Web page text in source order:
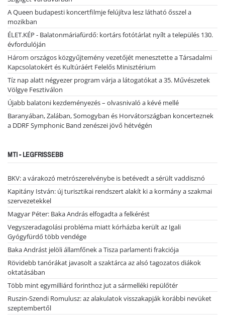
A Queen budapesti koncertfilmje felújítva lesz látható ősszel a
mozikban
ÉLET.KÉP - Balatonmáriafürdő: kortárs fotótárlat nyílt a település 130.
évfordulóján
Három országos közgyűjtemény vezetőjét menesztette a Társadalmi
Kapcsolatokért és Kultúráért Felelős Minisztérium
Tíz nap alatt négyezer program várja a látogatókat a 35. Művészetek
Völgye Fesztiválon
Újabb balatoni kezdeményezés – olvasnivaló a kévé mellé
Baranyában, Zalában, Somogyban és Horvátországban koncerteznek
a DDRF Symphonic Band zenészei jövő hétvégén
MTI - LEGFRISSEBB
BKV: a várakozó metrószerelvénybe is betévedt a sérült vaddisznó
Kapitány István: új turisztikai rendszert alakít ki a kormány a szakmai
szervezetekkel
Magyar Péter: Baka András elfogadta a felkérést
Vegyszeradagolási probléma miatt kórházba került az Igali
Gyógyfürdő több vendége
Baka Andrást jelöli államfőnek a Tisza parlamenti frakciója
Rövidebb tanórákat javasolt a szaktárca az alsó tagozatos diákok
oktatásában
Több mint egymilliárd forinthoz jut a sármelléki repülőtér
Ruszin-Szendi Romulusz: az alakulatok visszakapják korábbi nevüket
szeptembertől